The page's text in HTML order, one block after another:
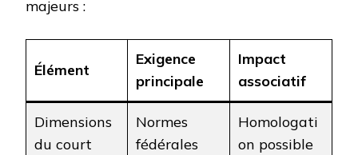
majeurs :
Élément
Exigence
principale
Impact
associatif
Dimensions
du court
Normes
fédérales
Homologati
on possible